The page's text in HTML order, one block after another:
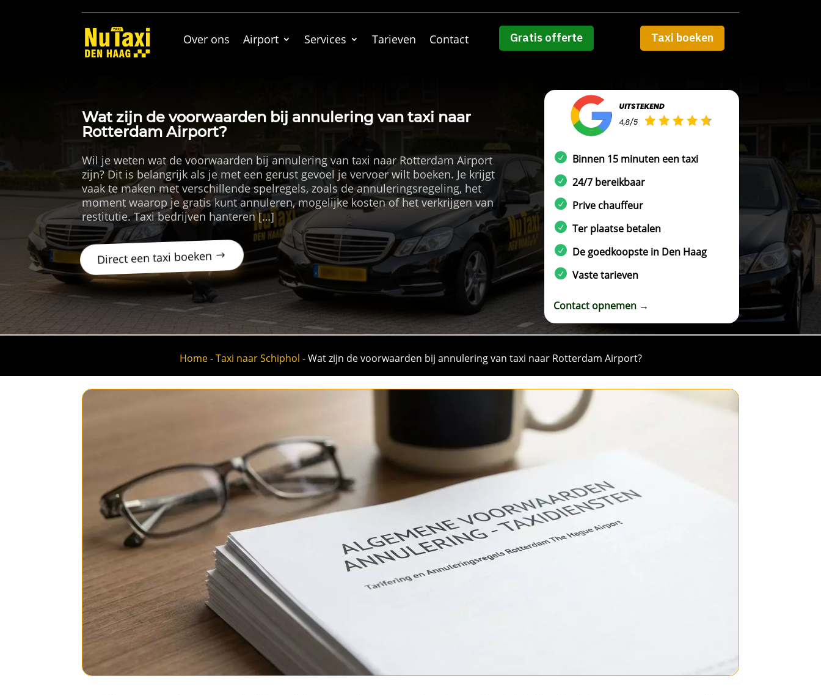
Over ons Airport Services Tarieven Contact Gratis offerte Taxi boeken
Wat zijn de voorwaarden bij annulering van taxi naar
Rotterdam Airport?
Wil je weten wat de voorwaarden bij annulering van taxi naar Rotterdam Airport
zijn? Dit is belangrijk als je met een gerust gevoel je vervoer wilt boeken. Je krijgt
vaak te maken met verschillende spelregels, zoals de annuleringsregeling, het
moment waarop je gratis kunt annuleren, mogelijke kosten of het verkrijgen van
restitutie. Taxi bedrijven hanteren […]
Direct een taxi boeken
Binnen 15 minuten een taxi
24/7 bereikbaar
Prive chauffeur
Ter plaatse betalen
De goedkoopste in Den Haag
Vaste tarieven
Contact opnemen →
Home-Taxi naar Schiphol -Wat zijn de voorwaarden bij annulering van taxi naar Rotterdam Airport?